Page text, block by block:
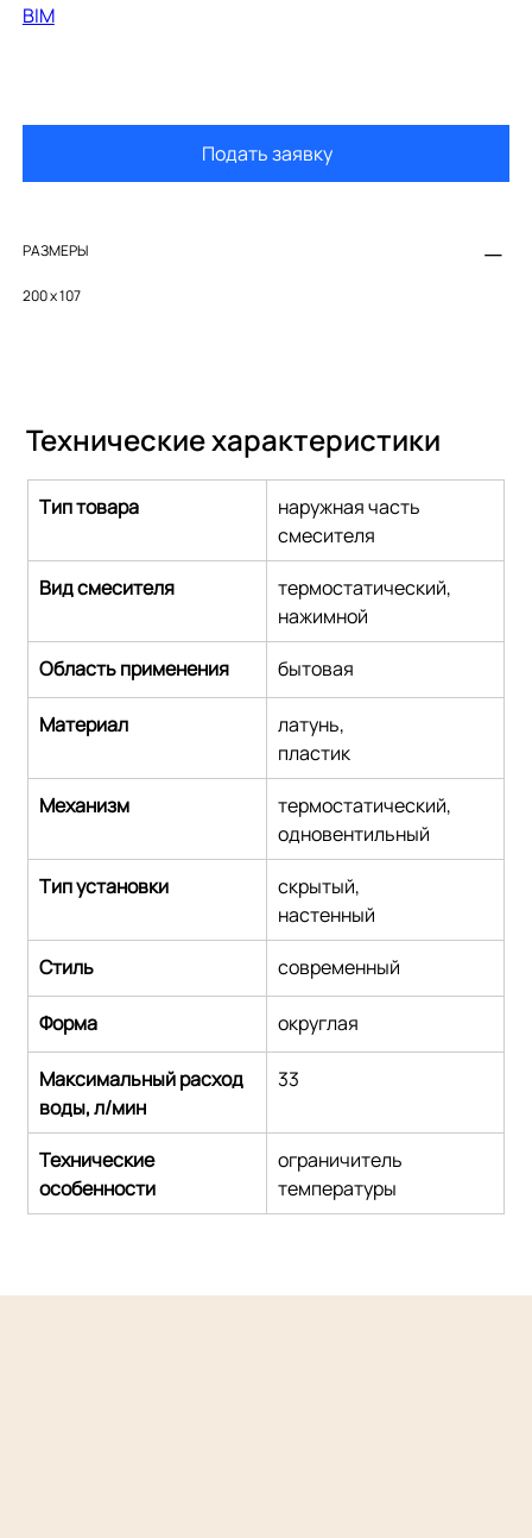
BIM
Подать заявку
РАЗМЕРЫ
200 x 107
Технические характеристики
Тип товара
наружная часть
смесителя
Вид смесителя
термостатический,
нажимной
Область применения
бытовая
Материал
латунь,
пластик
Механизм
термостатический,
одновентильный
Тип установки
скрытый,
настенный
Стиль
современный
Форма округлая
Максимальный расход
воды, л/мин
33
Технические
особенности
ограничитель
температуры